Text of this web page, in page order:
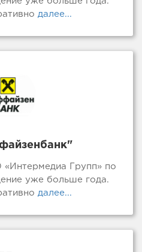
далее...
Групп» по
уже больше года.
далее...